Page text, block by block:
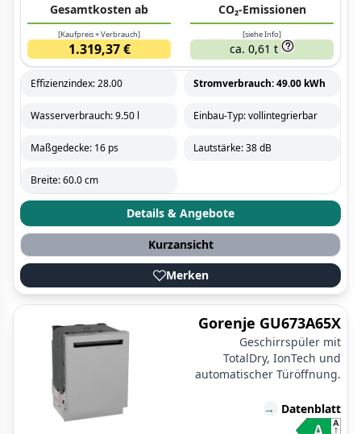
Gesamtkosten ab
[Kaufpreis + Verbrauch]
1.319,37 €
CO₂-Emissionen
[siehe Info]
ca. 0,61 t
Effizienzindex: 28.00 Stromverbrauch: 49.00 kWh
Wasserverbrauch: 9.50 l Einbau-Typ: vollintegrierbar
Maßgedecke: 16 ps Lautstärke: 38 dB
Breite: 60.0 cm
Details & Angebote
Kurzansicht
Merken
Gorenje GU673A65X
Geschirrspüler mit
TotalDry, IonTech und
automatischer Türöffnung.
→ Datenblatt